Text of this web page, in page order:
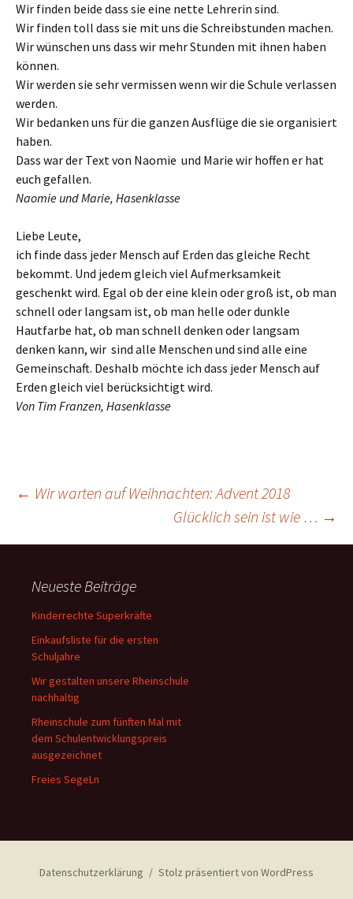
Wir finden beide dass sie eine nette Lehrerin sind.
Wir finden toll dass sie mit uns die Schreibstunden machen.
Wir wünschen uns dass wir mehr Stunden mit ihnen haben
können.
Wir werden sie sehr vermissen wenn wir die Schule verlassen
werden.
Wir bedanken uns für die ganzen Ausflüge die sie organisiert
haben.
Dass war der Text von Naomie und Marie wir hoffen er hat
euch gefallen.
Naomie und Marie, Hasenklasse
Liebe Leute,
ich finde dass jeder Mensch auf Erden das gleiche Recht
bekommt. Und jedem gleich viel Aufmerksamkeit
geschenkt wird. Egal ob der eine klein oder groß ist, ob man
schnell oder langsam ist, ob man helle oder dunkle
Hautfarbe hat, ob man schnell denken oder langsam
denken kann, wir sind alle Menschen und sind alle eine
Gemeinschaft. Deshalb möchte ich dass jeder Mensch auf
Erden gleich viel berücksichtigt wird.
Von Tim Franzen, Hasenklasse
Beitragsnavigation
← Wir warten auf Weihnachten: Advent 2018
Glücklich sein ist wie … →
Neueste Beiträge
Kinderrechte Superkräfte
Einkaufsliste für die ersten
Schuljahre
Wir gestalten unsere Rheinschule
nachhaltig
Rheinschule zum fünften Mal mit
dem Schulentwicklungspreis
ausgezeichnet
Freies SegeLn
Datenschutzerklärung Stolz präsentiert von WordPress